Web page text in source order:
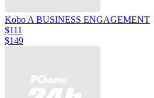
Kobo A BUSINESS ENGAGEMENT
$111
$149